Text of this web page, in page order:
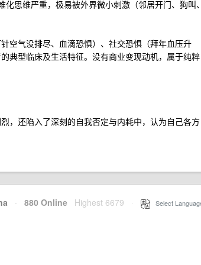
思维严重，极易被外界微小刺激（邻居开门、狗叫
空气没排尽、血滴恐惧）、社交恐惧（拜年血压升
典型临床及生活特征。没有商业变现动机，属于纯粹
，还陷入了深刻的自我否定与内耗中，认为自己各方
· 880 Online Highest 6679 Select